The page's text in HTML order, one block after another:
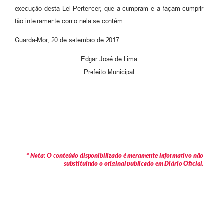
execução desta Lei Pertencer, que a cumpram e a façam cumprir
tão inteiramente como nela se contém.
Guarda-Mor, 20 de setembro de 2017.
Edgar José de Lima
Prefeito Municipal
* Nota: O conteúdo disponibilizado é meramente informativo não
substituindo o original publicado em Diário Oficial.